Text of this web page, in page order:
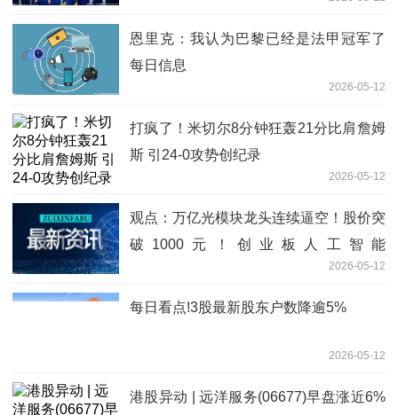
恩里克：我认为巴黎已经是法甲冠军了
每日信息
2026-05-12
打疯了！米切尔8分钟狂轰21分比肩詹姆
斯 引24-0攻势创纪录
2026-05-12
观点：万亿光模块龙头连续逼空！股价突
破1000元！创业板人工智能
ETF（159363）逆市涨逾1%再创新高
2026-05-12
每日看点!3股最新股东户数降逾5%
2026-05-12
港股异动 | 远洋服务(06677)早盘涨近6%